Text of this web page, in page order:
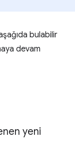
bulabilir
devam
yeni